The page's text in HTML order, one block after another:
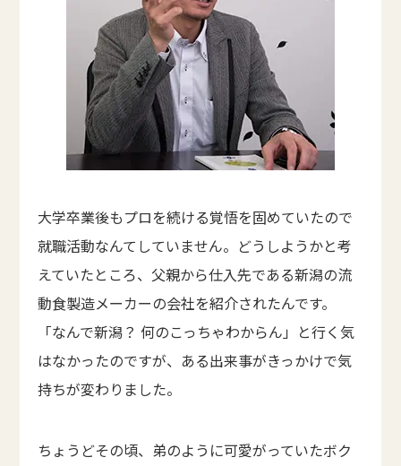
大学卒業後もプロを続ける覚悟を固めていたので
就職活動なんてしていません。どうしようかと考
えていたところ、父親から仕入先である新潟の流
動食製造メーカーの会社を紹介されたんです。
「なんで新潟？ 何のこっちゃわからん」と行く気
はなかったのですが、ある出来事がきっかけで気
持ちが変わりました。
ちょうどその頃、弟のように可愛がっていたボク